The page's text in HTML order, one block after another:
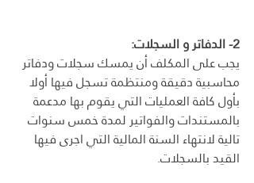
2- الدفاتر و السجلات:
يجب على المكلف أن يمسك سجلات ودفاتر
محاسبية دقيقة ومنتظمة تسجل فيها أولا
بأول كافة العمليات التي يقوم بها مدعمة
بالمستندات والفواتير لمدة خمس سنوات
تالية لانتهاء السنة المالية التي اجرى فيها
القيد بالسجلات.